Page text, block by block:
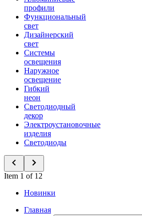
профили
Функциональный
свет
Дизайнерский
свет
Системы
освещения
Наружное
освещение
Гибкий
неон
Светодиодный
декор
Электроустановочные
изделия
Светодиоды
Item 1 of 12
Новинки
Главная